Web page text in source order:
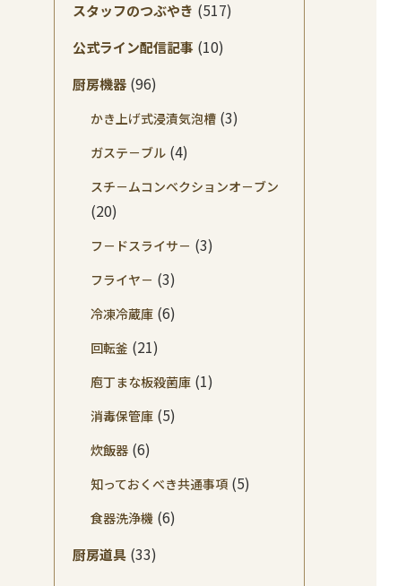
スタッフのつぶやき (517)
公式ライン配信記事 (10)
厨房機器 (96)
かき上げ式浸漬気泡槽 (3)
ガステ－ブル (4)
スチ－ムコンベクションオ－ブン
(20)
フ－ドスライサ－ (3)
フライヤ－ (3)
冷凍冷蔵庫 (6)
回転釜 (21)
庖丁まな板殺菌庫 (1)
消毒保管庫 (5)
炊飯器 (6)
知っておくべき共通事項 (5)
食器洗浄機 (6)
厨房道具 (33)